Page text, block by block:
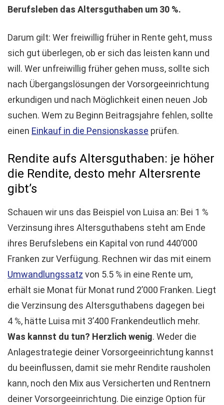
Berufsleben das Altersguthaben um 30 %.
Darum gilt: Wer freiwillig früher in Rente geht, muss
sich gut überlegen, ob er sich das leisten kann und
will. Wer unfreiwillig früher gehen muss, sollte sich
nach Übergangslösungen der Vorsorgeeinrichtung
erkundigen und nach Möglichkeit einen neuen Job
suchen. Wem zu Beginn Beitragsjahre fehlen, sollte
einen Einkauf in die Pensionskasse prüfen.
Rendite aufs Altersguthaben: je höher
die Rendite, desto mehr Altersrente
gibt’s
Schauen wir uns das Beispiel von Luisa an: Bei 1 %
Verzinsung ihres Altersguthabens steht am Ende
ihres Berufslebens ein Kapital von rund 440’000
Franken zur Verfügung. Rechnen wir das mit einem
Umwandlungssatz von 5.5 % in eine Rente um,
erhält sie Monat für Monat rund 2’000 Franken. Liegt
die Verzinsung des Altersguthabens dagegen bei
4 %, hätte Luisa mit 3’400 Frankendeutlich mehr.
Was kannst du tun? Herzlich wenig. Weder die
Anlagestrategie deiner Vorsorgeeinrichtung kannst
du beeinflussen, damit sie mehr Rendite rausholen
kann, noch den Mix aus Versicherten und Rentnern
deiner Vorsorgeeinrichtung. Die einzige Option für